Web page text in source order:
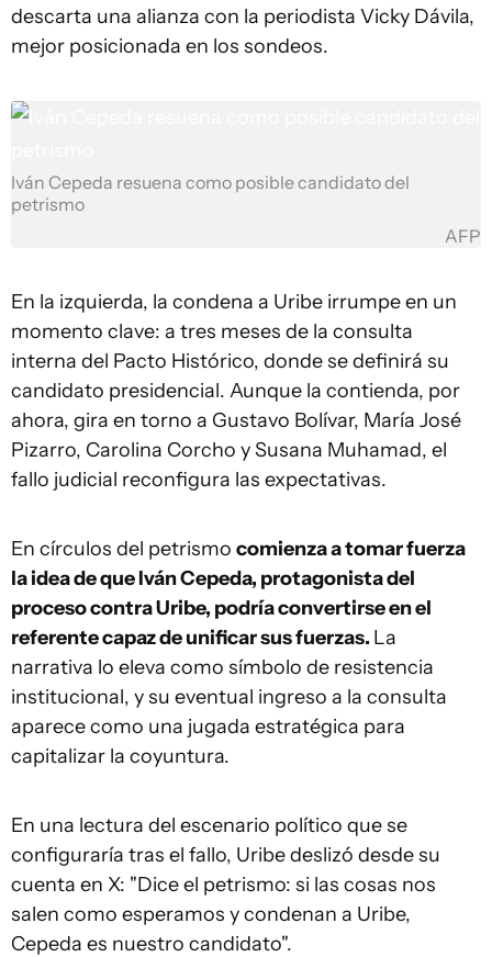
descarta una alianza con la periodista Vicky Dávila,
mejor posicionada en los sondeos.
Iván Cepeda resuena como posible candidato del
petrismo
AFP
En la izquierda, la condena a Uribe irrumpe en un
momento clave: a tres meses de la consulta
interna del Pacto Histórico, donde se definirá su
candidato presidencial. Aunque la contienda, por
ahora, gira en torno a Gustavo Bolívar, María José
Pizarro, Carolina Corcho y Susana Muhamad, el
fallo judicial reconfigura las expectativas.
En círculos del petrismo comienza a tomar fuerza
la idea de que Iván Cepeda, protagonista del
proceso contra Uribe, podría convertirse en el
referente capaz de unificar sus fuerzas. La
narrativa lo eleva como símbolo de resistencia
institucional, y su eventual ingreso a la consulta
aparece como una jugada estratégica para
capitalizar la coyuntura.
En una lectura del escenario político que se
configuraría tras el fallo, Uribe deslizó desde su
cuenta en X: "Dice el petrismo: si las cosas nos
salen como esperamos y condenan a Uribe,
Cepeda es nuestro candidato".